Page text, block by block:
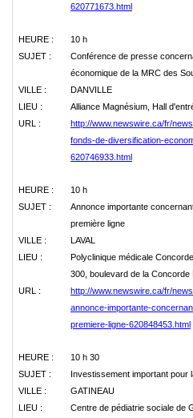
620771673.html
HEURE :
10 h
SUJET :
Conférence de presse
économique de la MRC des
VILLE :
DANVILLE
LIEU :
Alliance Magnésium, Hall
URL :
http://www.newswire.ca/fr/
fonds-de-diversification-
620746933.html
HEURE :
10 h
SUJET :
Annonce importante
première ligne
VILLE :
LAVAL
LIEU :
Polyclinique médicale
300, boulevard de la Concorde
URL :
http://www.newswire.ca/fr/
annonce-importante-
premiere-ligne-620848453.html
HEURE :
10 h 30
SUJET :
Investissement important pour
VILLE :
GATINEAU
LIEU :
Centre de pédiatrie sociale de